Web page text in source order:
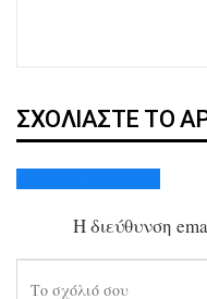
ΣΧΟΛΙΆΣΤΕ ΤΟ
Η διεύθυνση